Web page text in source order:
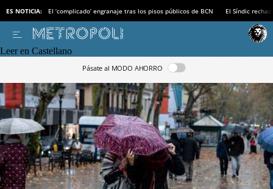
ES NOTICIA: El ‘complicado’ engranaje tras los pisos públicos de BCN El Síndic
Leer en Castellano
Pásate al MODO AHORRO